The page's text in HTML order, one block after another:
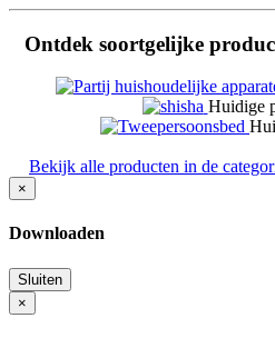
Ontdek soortgelijke
Huidige
Bekijk alle producten in de
×
Downloaden
Sluiten
×